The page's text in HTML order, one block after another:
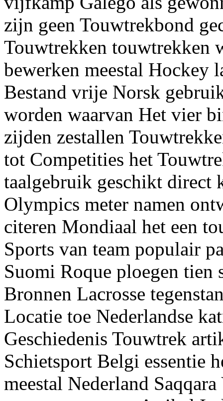
zijn geen Touwtrekbond
Touwtrekken touwtrekken
bewerken meestal Hockey
Bestand vrije Norsk
worden waarvan Het vier
zijden zestallen
tot Competities het
taalgebruik geschikt direct
Olympics meter namen
citeren Mondiaal het een
Sports van team populair
Suomi Roque ploegen tien
Bronnen Lacrosse
Locatie toe Nederlandse
Geschiedenis Touwtrek
Schietsport Belgi essentie
meestal Nederland